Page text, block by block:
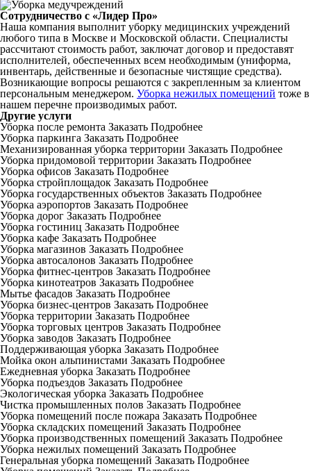
Сотрудничество с «Лидер Про»
Наша компания выполнит уборку медицинских учреждений
любого типа в Москве и Московской области. Специалисты
рассчитают стоимость работ, заключат договор и предоставят
исполнителей, обеспеченных всем необходимым (униформа,
инвентарь, действенные и безопасные чистящие средства).
Возникающие вопросы решаются с закрепленным за клиентом
персональным менеджером. Уборка нежилых помещений тоже в
нашем перечне производимых работ.
Другие услуги
Уборка после ремонта Заказать Подробнее
Уборка паркинга Заказать Подробнее
Механизированная уборка территории Заказать Подробнее
Уборка придомовой территории Заказать Подробнее
Уборка офисов Заказать Подробнее
Уборка стройплощадок Заказать Подробнее
Уборка государственных объектов Заказать Подробнее
Уборка аэропортов Заказать Подробнее
Уборка дорог Заказать Подробнее
Уборка гостиниц Заказать Подробнее
Уборка кафе Заказать Подробнее
Уборка магазинов Заказать Подробнее
Уборка автосалонов Заказать Подробнее
Уборка фитнес-центров Заказать Подробнее
Уборка кинотеатров Заказать Подробнее
Мытье фасадов Заказать Подробнее
Уборка бизнес-центров Заказать Подробнее
Уборка территории Заказать Подробнее
Уборка торговых центров Заказать Подробнее
Уборка заводов Заказать Подробнее
Поддерживающая уборка Заказать Подробнее
Мойка окон альпинистами Заказать Подробнее
Ежедневная уборка Заказать Подробнее
Уборка подъездов Заказать Подробнее
Экологическая уборка Заказать Подробнее
Чистка промышленных полов Заказать Подробнее
Уборка помещений после пожара Заказать Подробнее
Уборка складских помещений Заказать Подробнее
Уборка производственных помещений Заказать Подробнее
Уборка нежилых помещений Заказать Подробнее
Генеральная уборка помещений Заказать Подробнее